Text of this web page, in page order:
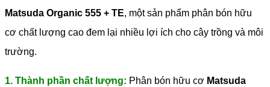
Matsuda Organic 555 + TE, một sản phẩm phân bón hữu
cơ chất lượng cao đem lại nhiều lợi ích cho cây trồng và môi
trường.
1. Thành phần chất lượng: Phân bón hữu cơ Matsuda